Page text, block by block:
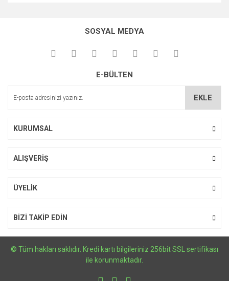
kullanarak tarafımıza iletebilirsiniz.
Görüş ve önerileriniz için teşekkür ederiz.
Ürün açıklamasında eksik bilgiler bulunuyor.
SOSYAL MEDYA
E-BÜLTEN
EKLE
KURUMSAL
ALIŞVERİŞ
ÜYELİK
BİZİ TAKİP EDİN
© Tüm hakları saklıdır. Kredi kartı bilgileriniz 256bit SSL sertifikası
ile korunmaktadır.